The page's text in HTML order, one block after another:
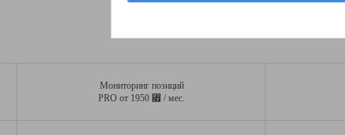
Мониторинг позиций
PRO от 1950 ⃏ / мес.